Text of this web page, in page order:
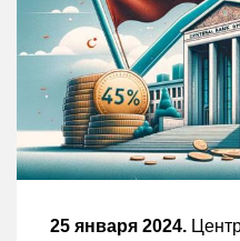
25 января 2024.